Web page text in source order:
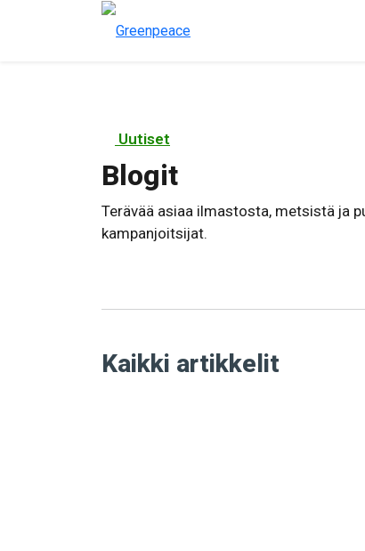
Uutiset
Blogit
Terävää asiaa ilmastosta, metsistä ja
kampanjoitsijat.
Kaikki artikkelit